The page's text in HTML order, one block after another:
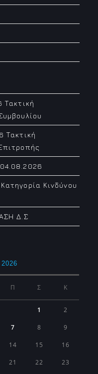
Τακτική
Τακτική
Κινδύνου
Δ.Σ
Π Σ Κ
1 2
7 8 9
14 15 16
21 22 23